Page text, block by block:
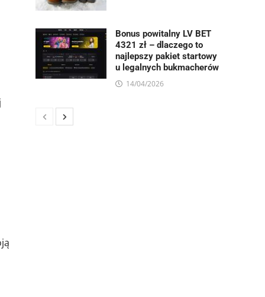
Bonus powitalny LV BET
4321 zł – dlaczego to
najlepszy pakiet startowy
u legalnych bukmacherów
14/04/2026